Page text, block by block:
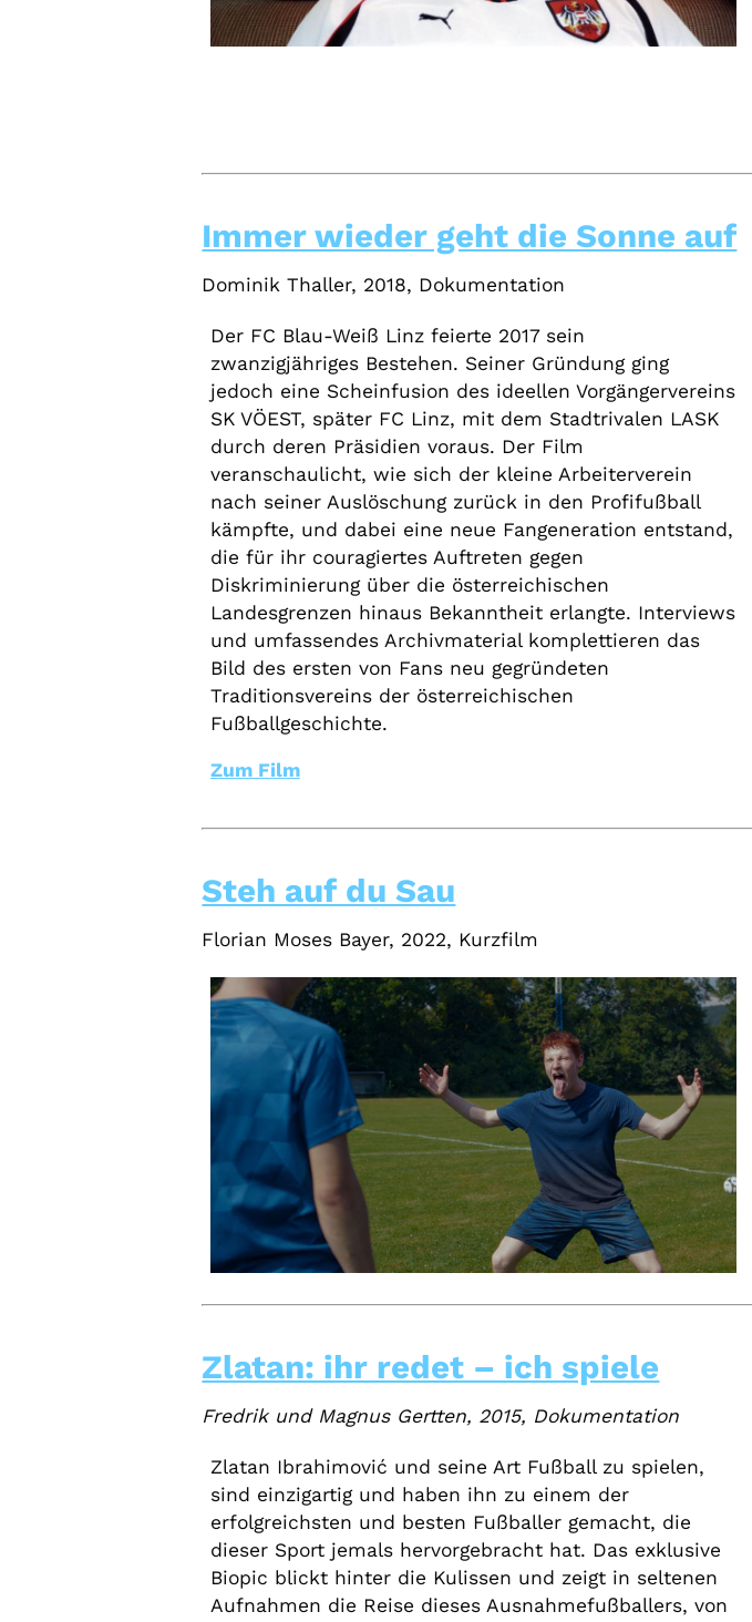
Immer wieder geht die Sonne auf
Dominik Thaller, 2018, Dokumentation
Der FC Blau-Weiß Linz feierte 2017 sein
zwanzigjähriges Bestehen. Seiner Gründung ging
jedoch eine Scheinfusion des ideellen Vorgängervereins
SK VÖEST, später FC Linz, mit dem Stadtrivalen LASK
durch deren Präsidien voraus. Der Film
veranschaulicht, wie sich der kleine Arbeiterverein
nach seiner Auslöschung zurück in den Profifußball
kämpfte, und dabei eine neue Fangeneration entstand,
die für ihr couragiertes Auftreten gegen
Diskriminierung über die österreichischen
Landesgrenzen hinaus Bekanntheit erlangte. Interviews
und umfassendes Archivmaterial komplettieren das
Bild des ersten von Fans neu gegründeten
Traditionsvereins der österreichischen
Fußballgeschichte.
Zum Film
Steh auf du Sau
Florian Moses Bayer, 2022, Kurzfilm
Zlatan: ihr redet – ich spiele
Fredrik und Magnus Gertten, 2015, Dokumentation
Zlatan Ibrahimović und seine Art Fußball zu spielen,
sind einzigartig und haben ihn zu einem der
erfolgreichsten und besten Fußballer gemacht, die
dieser Sport jemals hervorgebracht hat. Das exklusive
Biopic blickt hinter die Kulissen und zeigt in seltenen
Aufnahmen die Reise dieses Ausnahmefußballers, von